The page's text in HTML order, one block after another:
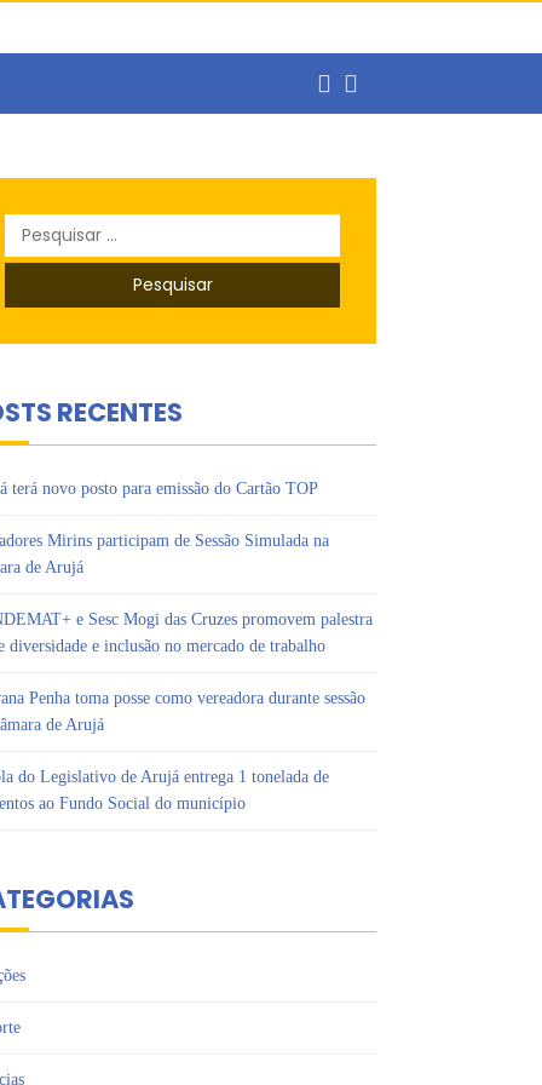
Ipês
Pesquisar
por:
RECENTES
terá novo posto para emissão do Cartão TOP
Mirins participam de Sessão Simulada na
de Arujá
e Sesc Mogi das Cruzes promovem palestra
diversidade e inclusão no mercado de trabalho
Penha toma posse como vereadora durante sessão
de Arujá
do Legislativo de Arujá entrega 1 tonelada de
ao Fundo Social do município